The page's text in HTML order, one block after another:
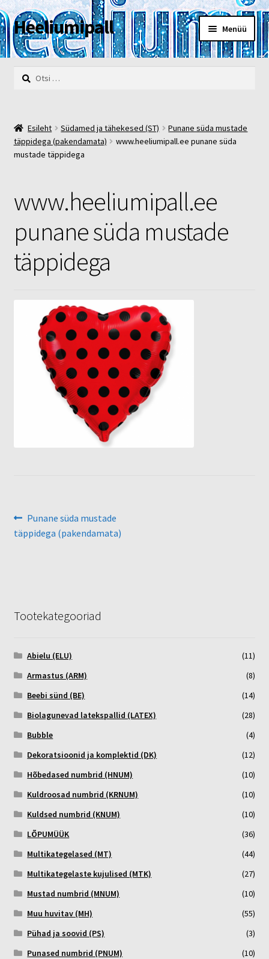
Liigu
navigeerimisele
Liigu
sisu
juurde
Heeliumipall Menüü
Esileht
Kontakt
Minu konto
Heelium
Pallikuller
Täname
Otsi:
Esileht Südamed ja tähekesed (ST)
Punane süda mustade
täppidega (pakendamata)
www.heeliumipall.ee punane süda
mustade täppidega
www.heeliumipall.ee
punane süda mustade
täppidega
Navigeerimine
Eelmine
postitus:
Punane süda mustade
täppidega (pakendamata)
Tootekategooriad
Abielu (ELU)
(11)
Armastus (ARM)
(8)
Beebi sünd (BE)
(14)
Biolagunevad latekspallid (LATEX)
(28)
Bubble
(4)
Dekoratsioonid ja komplektid (DK)
(12)
Hõbedased numbrid (HNUM)
(10)
Kuldroosad numbrid (KRNUM)
(10)
Kuldsed numbrid (KNUM)
(10)
LÕPUMÜÜK
(36)
Multikategelased (MT)
(44)
Multikategelaste kujulised (MTK)
(27)
Mustad numbrid (MNUM)
(10)
Muu huvitav (MH)
(55)
Pühad ja soovid (PS)
(3)
Punased numbrid (PNUM)
(10)